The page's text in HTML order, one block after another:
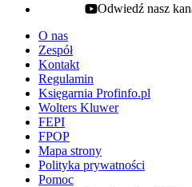
youtube - otwiera się w
Odwiedź nasz
O nas
Zespół
Kontakt
Regulamin
Księgarnia Profinfo.pl
Wolters Kluwer
FEPI
FPOP
Mapa strony
Polityka prywatności
Pomoc